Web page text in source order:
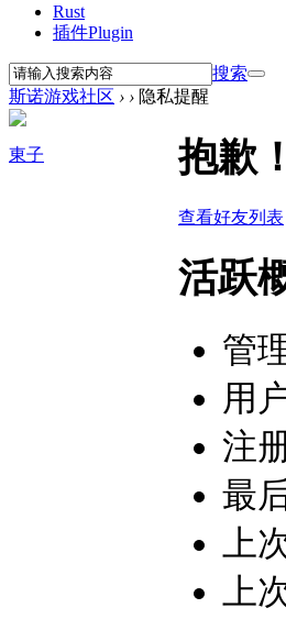
Rust
插件Plugin
搜索
斯诺游戏社区 › › 隐私提醒
東子 抱歉
查看好友列表
活跃
管
用
注
最
上
上